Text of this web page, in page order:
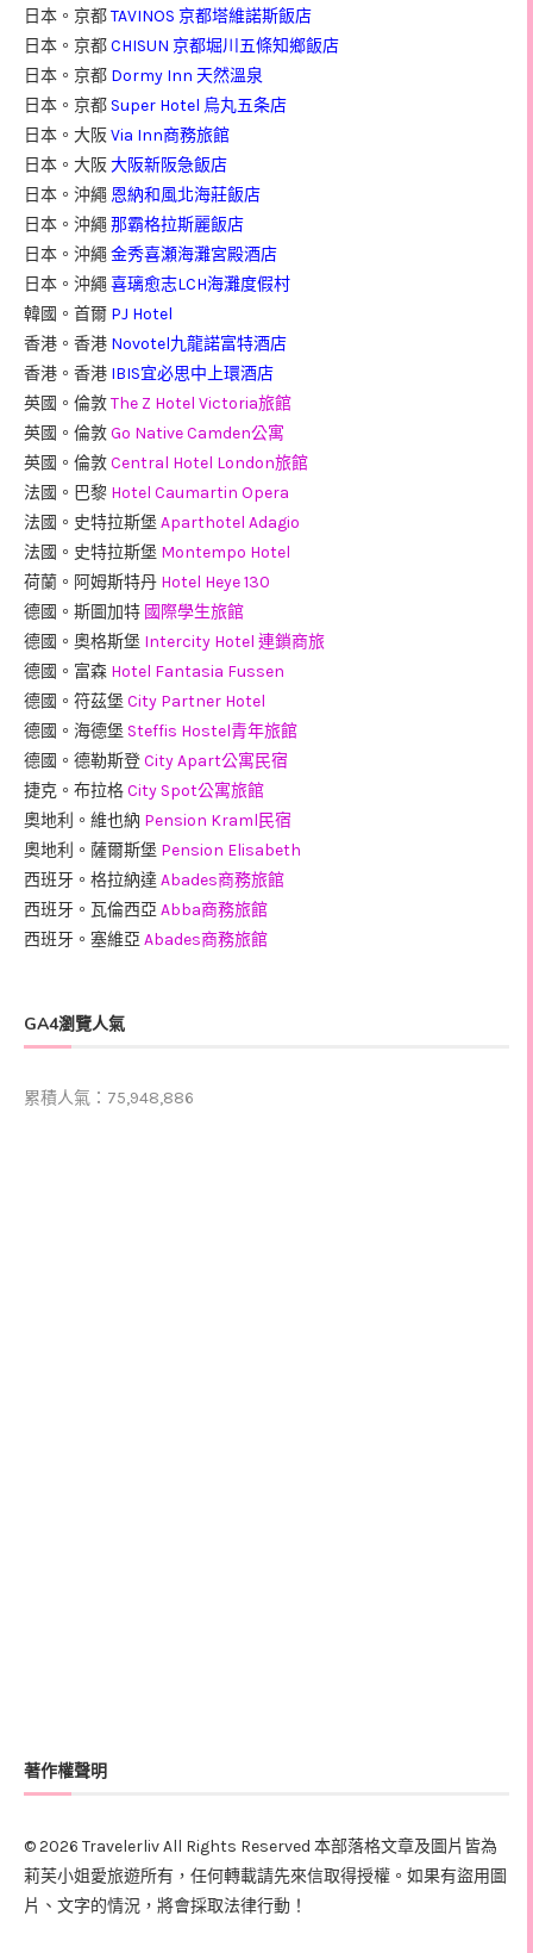
日本。京都TAVINOS 京都塔維諾斯飯店
日本。京都CHISUN 京都堀川五條知鄉飯店
日本。京都 Dormy Inn 天然溫泉
日本。京都 Super Hotel 烏丸五条店
日本。大阪Via Inn商務旅館
日本。大阪大阪新阪急飯店
日本。沖繩 恩納和風北海莊飯店
日本。沖繩那霸格拉斯麗飯店
日本。沖繩金秀喜瀬海灘宮殿酒店
日本。沖繩喜璃愈志LCH海灘度假村
韓國。首爾 PJ Hotel
香港。香港 Novotel九龍諾富特酒店
香港。香港 IBIS宜必思中上環酒店
英國。倫敦The Z Hotel Victoria旅館
英國。倫敦Go Native Camden公寓
英國。倫敦Central Hotel London旅館
法國。巴黎 Hotel Caumartin Opera
法國。史特拉斯堡 Aparthotel Adagio
法國。史特拉斯堡 Montempo Hotel
荷蘭。阿姆斯特丹 Hotel Heye 130
德國。斯圖加特 國際學生旅館
德國。奧格斯堡 Intercity Hotel 連鎖商旅
德國。富森 Hotel Fantasia Fussen
德國。符茲堡 City Partner Hotel
德國。海德堡 Steffis Hostel青年旅館
德國。德勒斯登City Apart公寓民宿
捷克。布拉格City Spot公寓旅館
奧地利。維也納 Pension Kraml民宿
奧地利。薩爾斯堡 Pension Elisabeth
西班牙。格拉納達 Abades商務旅館
西班牙。瓦倫西亞 Abba商務旅館
西班牙。塞維亞 Abades商務旅館
GA4瀏覽人氣
累積人氣：75,948,886
著作權聲明
© 2026 Travelerliv All Rights Reserved 本部落格文章及圖片皆為
莉芙小姐愛旅遊所有，任何轉載請先來信取得授權。如果有盜用圖
片、文字的情況，將會採取法律行動！